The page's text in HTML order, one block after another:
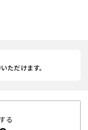
ただけます。
る